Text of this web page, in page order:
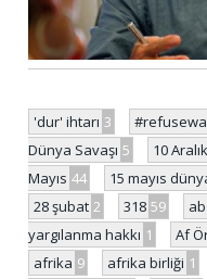
'dur' ihtarı 3
Dünya Savaşı 5 10 Aralık
Mayıs 44 15 mayıs
28 şubat 2 318 59 ab
yargılanma hakkı 1 Af
afrika 9 afrika birliği 1